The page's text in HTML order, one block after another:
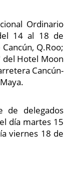
Ordinario
14 al 18 de
Q.Roo;
del Hotel Moon
Cancún-
de delegados
día martes 15
viernes 18 de